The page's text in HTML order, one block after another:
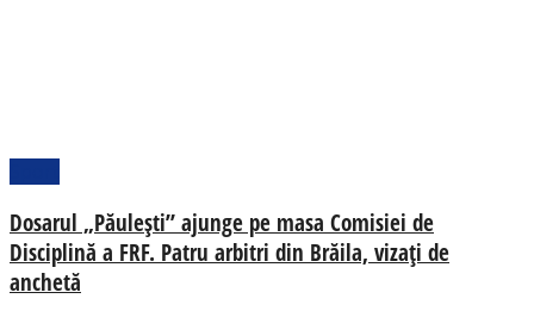
Dosarul „Păulești” ajunge pe masa Comisiei de
Disciplină a FRF. Patru arbitri din Brăila, vizați de
anchetă